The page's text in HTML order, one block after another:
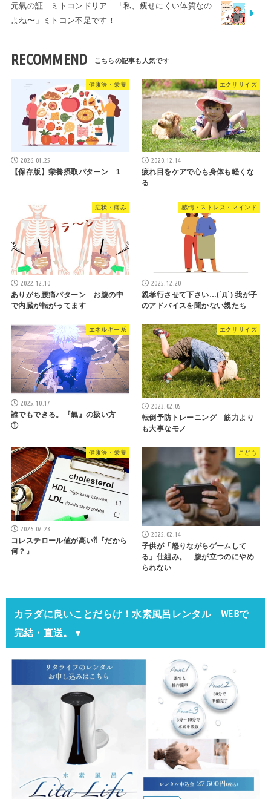
元氣の証 ミトコンドリア 「私、痩せにくい体質なの
よね〜」ミトコン不足です！
RECOMMEND
健康法・栄養
2026.01.25
【保存版】栄養摂取パターン 1
エクササイズ
2020.12.14
疲れ目をケアで心も身体も軽くな
る
症状・痛み
2022.12.10
ありがち腰痛パターン お腹の中
で内臓が転がってます
感情・ストレス・マインド
2025.12.20
親孝行させて下さい…(´Д`) 我が子
のアドバイスを聞かない親たち
エネルギー系
2025.10.17
誰でもできる。『氣』の扱い方
①
エクササイズ
2023.02.05
転倒予防トレーニング 筋力より
も大事なモノ
健康法・栄養
2026.07.23
コレステロール値が高い⁈『だから
何？』
こども
2025.02.14
子供が「怒りながらゲームして
る」仕組み。 腹が立つのにやめ
られない
カラダに良いことだらけ！水素風呂レンタル WEBで
完結・直送。▼